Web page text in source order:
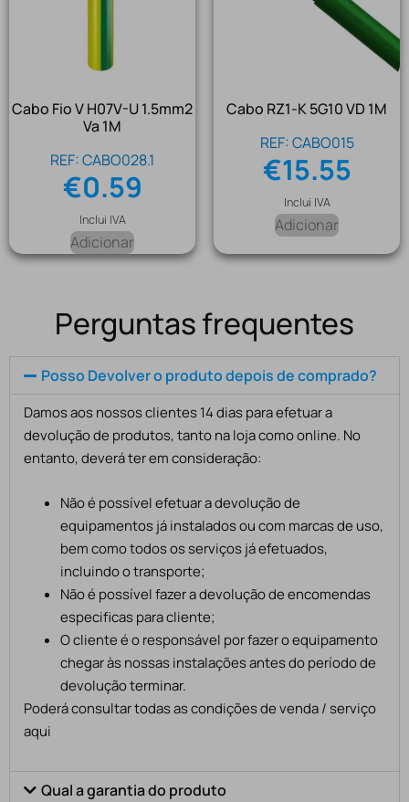
Cabo Fio V H07V-U 1.5mm2
Va 1M
REF: CABO028.1
€0.59
Inclui IVA
Adicionar
Cabo RZ1-K 5G10 VD 1M
REF: CABO015
€15.55
Inclui IVA
Adicionar
Perguntas frequentes
Posso Devolver o produto depois de comprado?
Damos aos nossos clientes 14 dias para efetuar a
devolução de produtos, tanto na loja como online. No
entanto, deverá ter em consideração:
Não é possível efetuar a devolução de
equipamentos já instalados ou com marcas de uso,
bem como todos os serviços já efetuados,
incluindo o transporte;
Não é possível fazer a devolução de encomendas
especificas para cliente;
O cliente é o responsável por fazer o equipamento
chegar às nossas instalações antes do período de
devolução terminar.
Poderá consultar todas as condições de venda / serviço
aqui
Qual a garantia do produto